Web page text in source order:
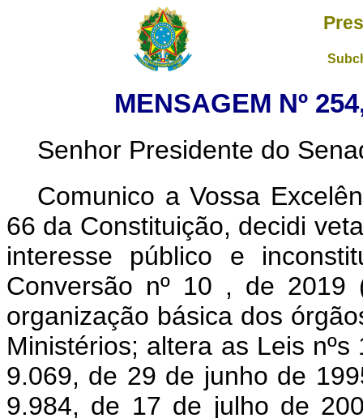
MENSAGEM Nº
Senhor Presidente do
Comunico a Vossa
66 da Constituição, decidi
interesse público e
Conversão nº 10 , de 2019
organização básica dos
Ministérios; altera as Leis
9.069, de 29 de junho de
9.984, de 17 de julho de